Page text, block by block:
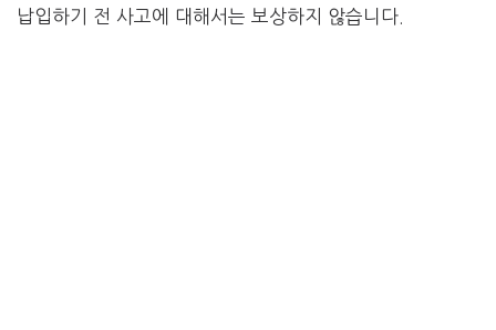
납입하기 전 사고에 대해서는 보상하지 않습니다.